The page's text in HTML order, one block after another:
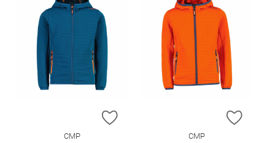
ZUR WUNSCHLISTE HINZUFÜGEN
CMP
ZUR
CMP